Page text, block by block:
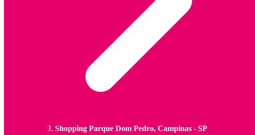
Shopping Parque Dom Pedro, Campinas - SP